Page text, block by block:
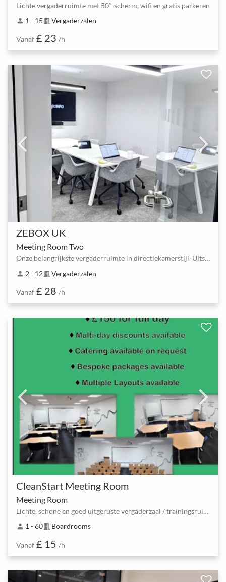
Lichte vergaderruimte met 50"-scherm, wifi en gratis parkeren
person 1 - 15 meeting_room Vergaderzalen
Vanaf £ 23 /h
ZEBOX UK
Meeting Room Two
Onze belangrijkste vergaderruimte in directiekamerstijl. Uitstekende natuurlijke lichtinval en verg…
person 2 - 12meeting_room Vergaderzalen
Vanaf £ 28 /h
CleanStart Meeting Room
Meeting Room
Lichte, schone en goed uitgeruste vergaderzaal / trainingsruimte
person 1 - 60meeting_room Boardrooms
Vanaf £ 15 /h